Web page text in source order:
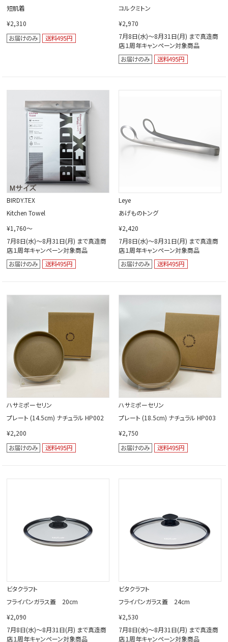
短肌着
¥2,310
コルクミトン
¥2,970
7月8日(水)～8月31日(月) まで真造商
店１周年キャンペーン対象商品
BIRDY.TEX
Kitchen Towel
¥1,760～
7月8日(水)～8月31日(月) まで真造商
店１周年キャンペーン対象商品
Leye
あげものトング
¥2,420
7月8日(水)～8月31日(月) まで真造商
店１周年キャンペーン対象商品
ハサミポーセリン
プレート (14.5cm) ナチュラル HP002
¥2,200
ハサミポーセリン
プレート (18.5cm) ナチュラル HP003
¥2,750
ビタクラフト
フライパンガラス蓋 20cm
¥2,090
7月8日(水)～8月31日(月) まで真造商
店１周年キャンペーン対象商品
ビタクラフト
フライパンガラス蓋 24cm
¥2,530
7月8日(水)～8月31日(月) まで真造商
店１周年キャンペーン対象商品